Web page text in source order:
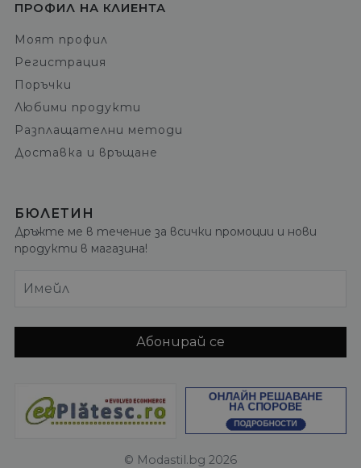
ПРОФИЛ НА КЛИЕНТА
Моят профил
Регистрация
Поръчки
Любими продукти
Разплащателни методи
Доставка и връщане
БЮЛЕТИН
Дръжте ме в течение за всички промоции и нови
продукти в магазина!
Имейл
Абонирай се
© Modastil.bg 2026